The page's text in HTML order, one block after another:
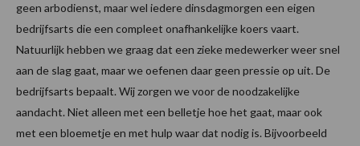
geen arbodienst, maar wel iedere dinsdagmorgen een eigen
bedrijfsarts die een compleet onafhankelijke koers vaart.
Natuurlijk hebben we graag dat een zieke medewerker weer snel
aan de slag gaat, maar we oefenen daar geen pressie op uit. De
bedrijfsarts bepaalt. Wij zorgen we voor de noodzakelijke
aandacht. Niet alleen met een belletje hoe het gaat, maar ook
met een bloemetje en met hulp waar dat nodig is. Bijvoorbeeld